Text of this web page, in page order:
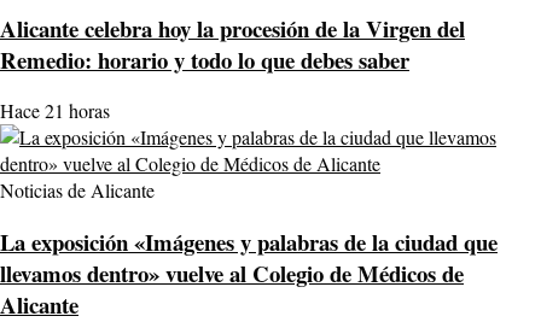
Alicante celebra hoy la procesión de la Virgen del
Remedio: horario y todo lo que debes saber
Hace 21 horas
Noticias de Alicante
La exposición «Imágenes y palabras de la ciudad que
llevamos dentro» vuelve al Colegio de Médicos de
Alicante